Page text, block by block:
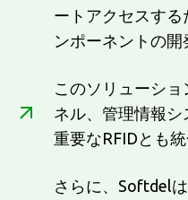
ートアクセスする
ンポーネントの開
このソリューシ
ネル、管理情報シ
重要なRFIDとも統
さらに、Softdel